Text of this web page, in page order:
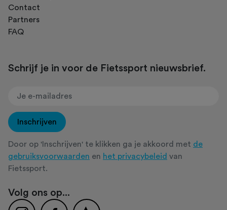
Contact
Partners
FAQ
Schrijf je in voor de Fietssport nieuwsbrief.
Inschrijven
Door op 'Inschrijven' te klikken ga je akkoord met de
gebruiksvoorwaarden en het privacybeleid van
Fietssport.
Volg ons op...